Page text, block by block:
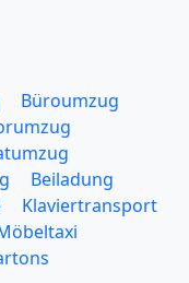
Büroumzug
Beiladung
Klaviertransport